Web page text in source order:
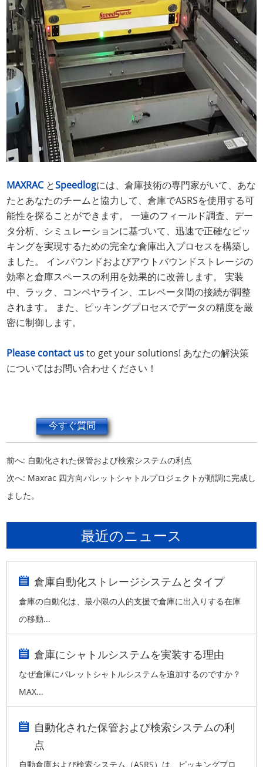
MAXRACとSpeedlogには、倉庫技術の専門家がいて、あな
たとあなたのチームと協力して、倉庫でASRSを使用する可
能性を探ることができます。 一連のフィールド調査、デー
タ分析、シミュレーションに基づいて、迅速で正確なピッ
キングを実現するための完全な倉庫出入プロセスを構築し
ました。 インバウンドおよびアウトバウンドストレージの
効率と倉庫スペースの利用を効果的に改善します。 実装
中、ラック、コンベヤライン、エレベータ間の接続が調整
されます。 また、ピッキングプロセスでデータの精度を厳
密に制御します。
Please contact usto get your solutions! あなたの解決策
についてはお問い合わせください！
今すぐ質問
前へ: 自動化された保管および検索システムの利点
次へ: Maxrac 四方向パレットシャトルプロジェクトが順調に完成し
ました。
最近のニュース
倉庫自動化ストレージシステムとタイプ
倉庫の自動化は、最小限の人的支援で倉庫に出入りする在庫
の移動...
倉庫にシャトルシステムを実装する理由
なぜ倉庫にパレットシャトルシステムを追加するのですか？
MAX...
自動化された保管および検索システムの利
点
自動倉庫および検索システム（ASRS）は、ピッキングプロ